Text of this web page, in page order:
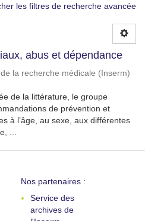
les filtres de recherche avancée
abus et dépendance
la recherche médicale (Inserm)
de la littérature, le groupe
de prévention et
à l’âge, au sexe, aux différentes
...
Nos partenaires :
Service des
archives de